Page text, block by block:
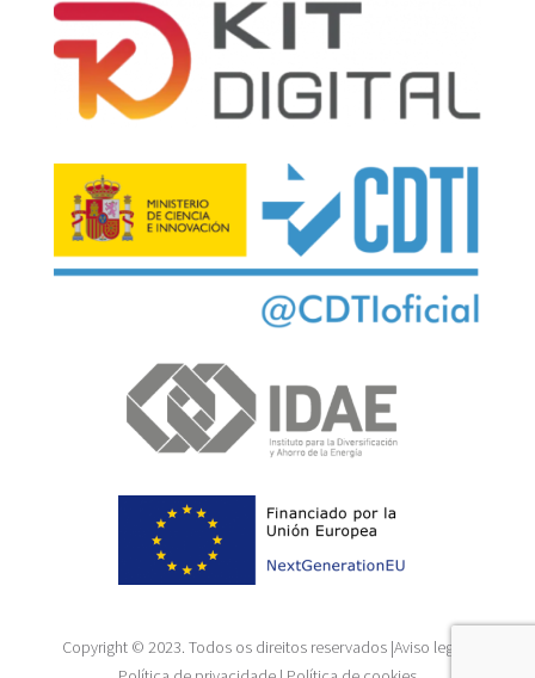
Copyright © 2023. Todos os direitos reservados |Aviso legal